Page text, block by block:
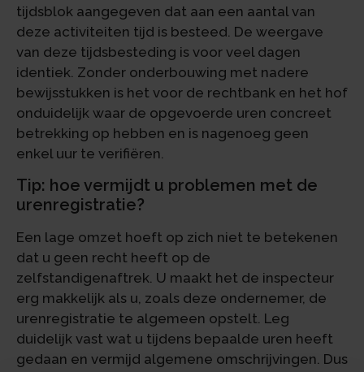
tijdsblok aangegeven dat aan een aantal van
deze activiteiten tijd is besteed. De weergave
van deze tijdsbesteding is voor veel dagen
identiek. Zonder onderbouwing met nadere
bewijsstukken is het voor de rechtbank en het hof
onduidelijk waar de opgevoerde uren concreet
betrekking op hebben en is nagenoeg geen
enkel uur te verifiëren.
Tip: hoe vermijdt u problemen met de
urenregistratie?
Een lage omzet hoeft op zich niet te betekenen
dat u geen recht heeft op de
zelfstandigenaftrek. U maakt het de inspecteur
erg makkelijk als u, zoals deze ondernemer, de
urenregistratie te algemeen opstelt. Leg
duidelijk vast wat u tijdens bepaalde uren heeft
gedaan en vermijd algemene omschrijvingen. Dus